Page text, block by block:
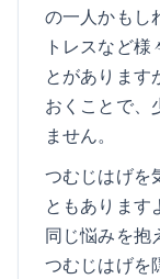
の一人かもし
トレスなど
とがあります
おくことで、
ません。
つむじはげを
ともあります
同じ悩みを抱
つむじはげを